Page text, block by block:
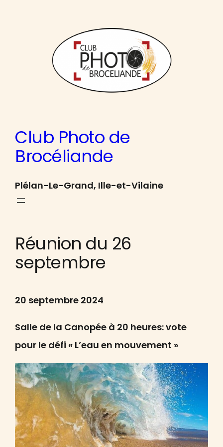
Club Photo de
Brocéliande
Plélan-Le-Grand, Ille-et-Vilaine
Réunion du 26
septembre
20 septembre 2024
Salle de la Canopée à 20 heures: vote
pour le défi « L’eau en mouvement »